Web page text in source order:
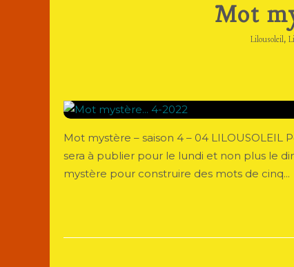
Mot
Lilousoleil,
Mot mystère – saison 4 – 04
sera à publier pour le lundi et non plus le
mystère pour construire des mots de cinq...